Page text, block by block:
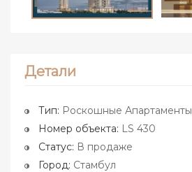
Детали
Тип: Роскошные Апартаменты
Номер объекта: LS 430
Статус: В продаже
Город: Стамбул